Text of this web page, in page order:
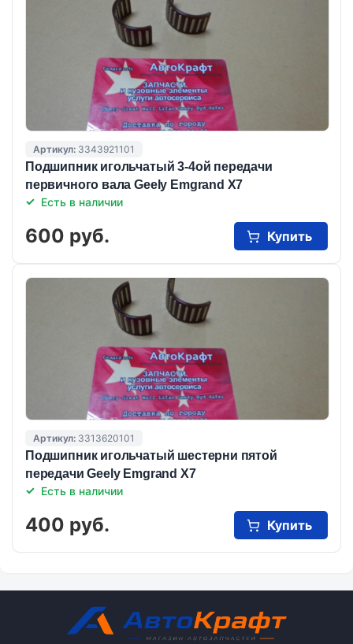
Артикул: 3343921101
Подшипник игольчатый 3-4ой передачи
первичного вала Geely Emgrand X7
Есть в наличии
600 руб. Купить
Артикул: 3313620101
Подшипник игольчатый шестерни пятой
передачи Geely Emgrand X7
Есть в наличии
400 руб. Купить